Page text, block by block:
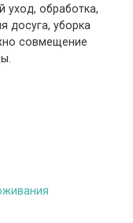
уход, обработка,
досуга, уборка
совмещение